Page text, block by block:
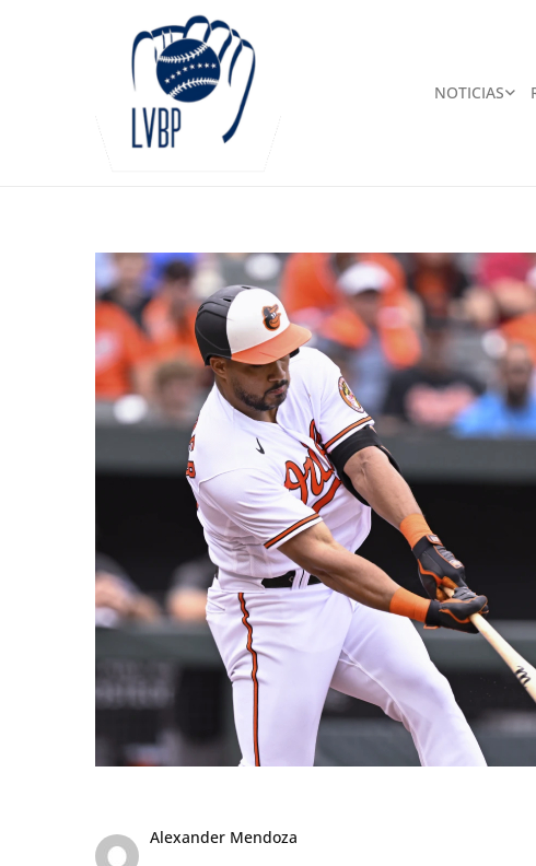
NOTICIAS
Alexander Mendoza